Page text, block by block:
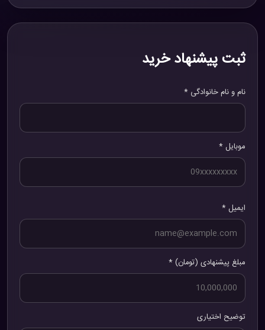
ثبت پیشنهاد خرید
نام و نام خانوادگی *
موبایل *
ایمیل *
مبلغ پیشنهادی (تومان) *
توضیح اختیاری